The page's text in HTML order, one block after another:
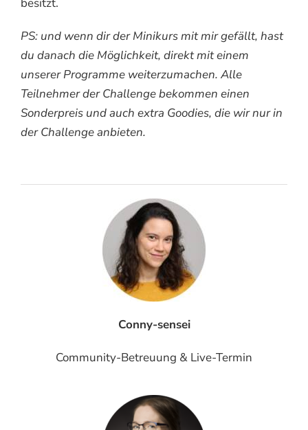
PS: und wenn dir der Minikurs mit mir gefällt, hast
du danach die Möglichkeit, direkt mit einem
unserer Programme weiterzumachen. Alle
Teilnehmer der Challenge bekommen einen
Sonderpreis und auch extra Goodies, die wir nur in
der Challenge anbieten.
Conny-sensei
Community-Betreuung & Live-Termin